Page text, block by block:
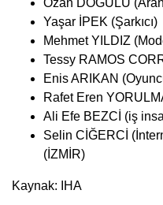
Yaşar İPEK (Şarkıcı)
Mehmet YILDIZ
Tessy RAMOS
Enis ARIKAN
Rafet Eren
Ali Efe BEZCİ (iş
Selin CİĞERCİ
(İZMİR)
Kaynak: IHA